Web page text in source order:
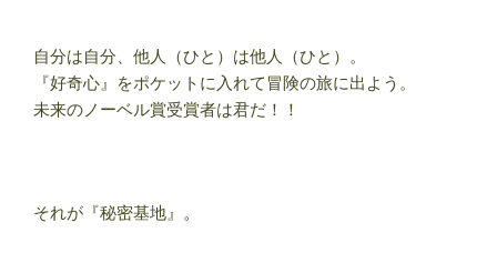
自分は自分、他人（ひと）は他人（ひと）。
『好奇心』をポケットに入れて冒険の旅に出よう。
未来のノーベル賞受賞者は君だ！！
それが『秘密基地』。